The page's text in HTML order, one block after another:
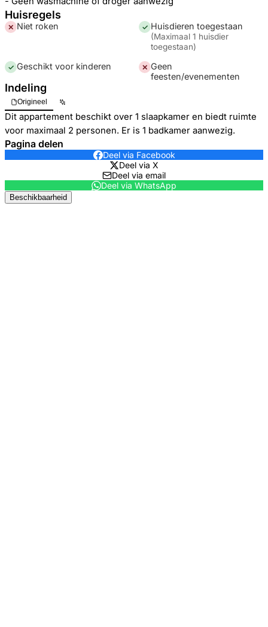
Huisregels
✕ Niet roken ✓ Huisdieren toegestaan
(Maximaal 1 huisdier
toegestaan)
✓ Geschikt voor kinderen ✕ Geen
feesten/evenementen
Indeling
Origineel
Dit appartement beschikt over 1 slaapkamer en biedt ruimte
voor maximaal 2 personen. Er is 1 badkamer aanwezig.
Pagina delen
Deel via Facebook
Deel via X
Deel via email
Deel via WhatsApp
Beschikbaarheid